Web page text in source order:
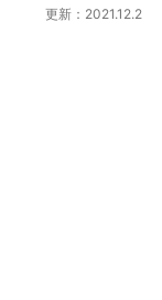
更新：2021.12.2